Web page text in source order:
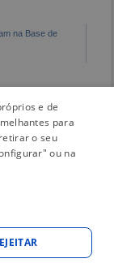
na Base de
e de
para
o seu
ou na